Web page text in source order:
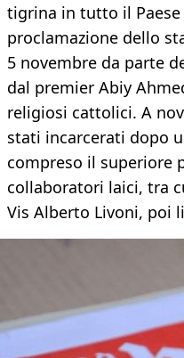
tigrina in tutto il
proclamazione dello
5 novembre da parte
dal premier Abiy
religiosi cattolici. A
stati incarcerati dopo
compreso il superiore
collaboratori laici, tra
Vis Alberto Livoni, poi